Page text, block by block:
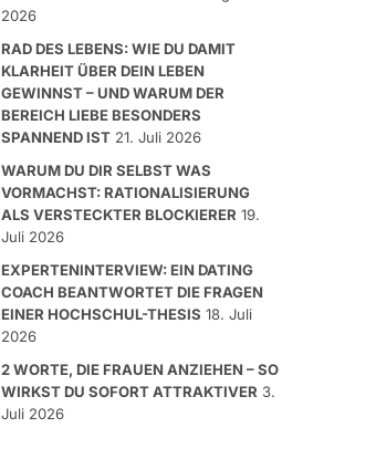
2026
RAD DES LEBENS: WIE DU DAMIT
KLARHEIT ÜBER DEIN LEBEN
GEWINNST – UND WARUM DER
BEREICH LIEBE BESONDERS
SPANNEND IST 21. Juli 2026
WARUM DU DIR SELBST WAS
VORMACHST: RATIONALISIERUNG
ALS VERSTECKTER BLOCKIERER 19.
Juli 2026
EXPERTENINTERVIEW: EIN DATING
COACH BEANTWORTET DIE FRAGEN
EINER HOCHSCHUL-THESIS 18. Juli
2026
2 WORTE, DIE FRAUEN ANZIEHEN – SO
WIRKST DU SOFORT ATTRAKTIVER 3.
Juli 2026